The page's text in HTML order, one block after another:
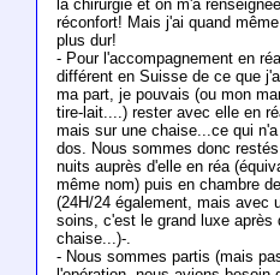
la chirurgie et on m'a
réconfort! Mais j'ai quand
plus dur!
- Pour l'accompagnement en
différent en Suisse de ce que
ma part, je pouvais (ou mon
tire-lait....) rester avec elle en
mais sur une chaise...ce qui
dos. Nous sommes donc
nuits auprès d'elle en réa
même nom) puis en chambre
(24H/24 également, mais avec
soins, c'est le grand luxe après
chaise...)-.
- Nous sommes partis (mais